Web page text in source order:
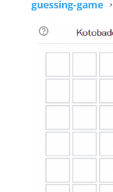
guessing-game，